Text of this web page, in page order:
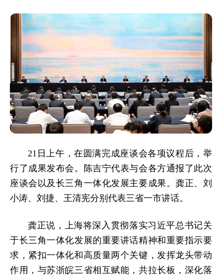
21日上午，在圆满完成座谈会各项议程后，举
行了成果发布会。陈吉宁代表与会各方通报了此次
座谈会以及长三角一体化发展主要成果。龚正、刘
小涛、刘捷、王清宪分别代表三省一市讲话。
龚正说，上海将深入贯彻落实习近平总书记关
于长三角一体化发展的重要讲话精神和重要指示要
求，紧扣一体化和高质量两个关键，发挥龙头带动
作用，与苏浙皖三省相互赋能，共拉长板，深化落